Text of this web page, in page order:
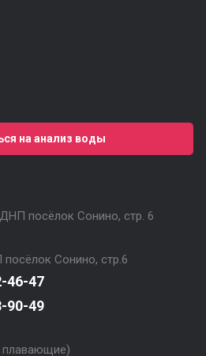
посёлок Сонино, стр. 6
Сонино, стр.6
46-47
90-49
плавающие)
на анализ воды